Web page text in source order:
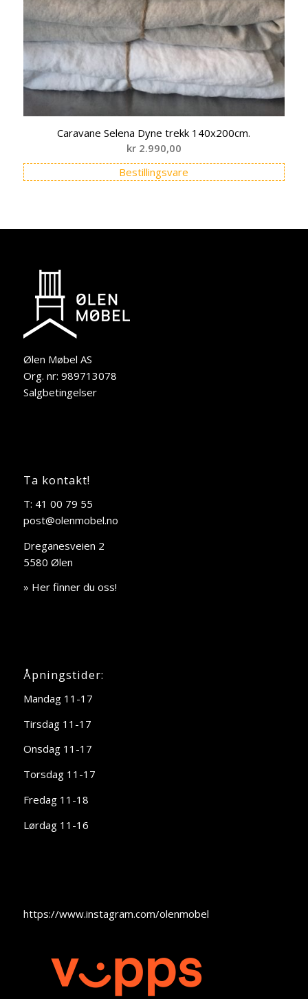
Caravane Selena Dyne trekk 140x200cm.
kr2.990,00
Bestillingsvare
Ølen Møbel AS
Org. nr: 989713078
Salgbetingelser
Ta kontakt!
T: 41 00 79 55
post@olenmobel.no
Dreganesveien 2
5580 Ølen
» Her finner du oss!
Åpningstider:
Mandag 11-17
Tirsdag 11-17
Onsdag 11-17
Torsdag 11-17
Fredag 11-18
Lørdag 11-16
https://www.instagram.com/olenmobel